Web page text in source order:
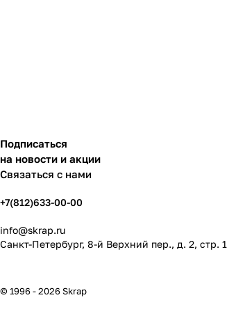
Подписаться
на новости и акции
Связаться с нами
+7(812)633-00-00
info@skrap.ru
Санкт-Петербург, 8-й Верхний пер., д. 2, стр. 1
© 1996 - 2026 Skrap